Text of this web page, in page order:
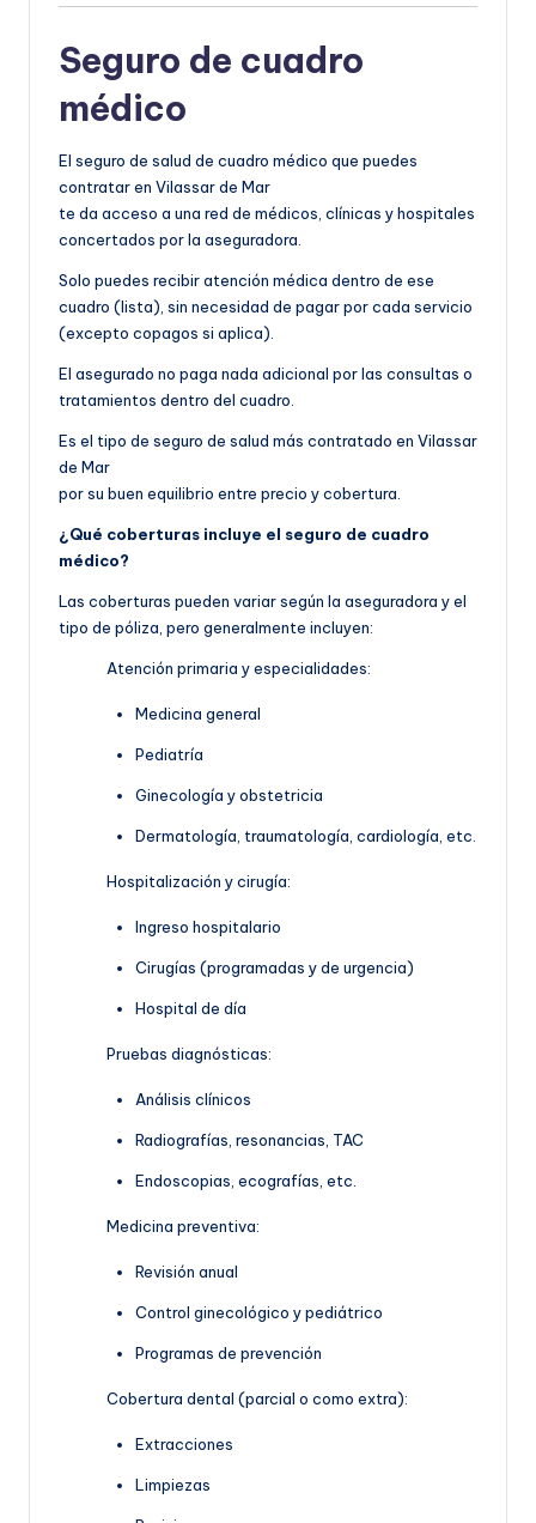
Seguro de cuadro
médico
El seguro de salud de cuadro médico que puedes
contratar en Vilassar de Mar
te da acceso a una red de médicos, clínicas y hospitales
concertados por la aseguradora.
Solo puedes recibir atención médica dentro de ese
cuadro (lista), sin necesidad de pagar por cada servicio
(excepto copagos si aplica).
El asegurado no paga nada adicional por las consultas o
tratamientos dentro del cuadro.
Es el tipo de seguro de salud más contratado en Vilassar
de Mar
por su buen equilibrio entre precio y cobertura.
¿Qué coberturas incluye el seguro de cuadro
médico?
Las coberturas pueden variar según la aseguradora y el
tipo de póliza, pero generalmente incluyen:
Atención primaria y especialidades:
Medicina general
Pediatría
Ginecología y obstetricia
Dermatología, traumatología, cardiología, etc.
Hospitalización y cirugía:
Ingreso hospitalario
Cirugías (programadas y de urgencia)
Hospital de día
Pruebas diagnósticas:
Análisis clínicos
Radiografías, resonancias, TAC
Endoscopias, ecografías, etc.
Medicina preventiva:
Revisión anual
Control ginecológico y pediátrico
Programas de prevención
Cobertura dental (parcial o como extra):
Extracciones
Limpiezas